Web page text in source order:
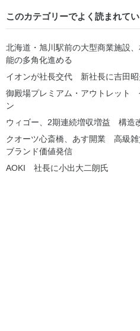
このカテゴリーでよく読まれて
北海道・旭川駅前の大型商業施設
能の多角化進める
イオンが社長交代 新社長に吉田
御殿場プレミアム・アウトレット
ン
ウィゴー、2期連続増収増益 構造
クオーツ心斎橋、あす開業 高級
ブランド価値発信
AOKI 社長に小出大二朗氏